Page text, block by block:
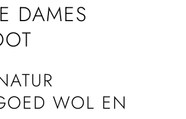
DAMES
WOL EN